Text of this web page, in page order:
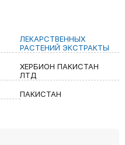
ЛЕКАРСТВЕННЫХ
РАСТЕНИЙ ЭКСТРАКТЫ
ХЕРБИОН ПАКИСТАН
ЛТД
ПАКИСТАН